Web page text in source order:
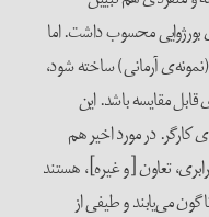
محسوب داشت. اما
آرمانی) ساخته شود،
مقایسه باشد. این
در مورد اخیر هم
تعاون [و غیره]، هستند
و طیفی از